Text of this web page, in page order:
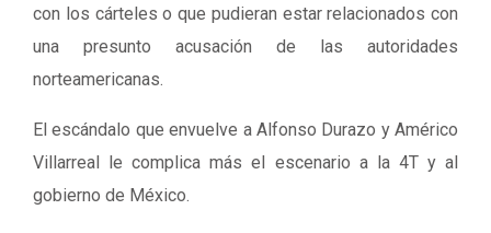
con los cárteles o que pudieran estar relacionados con
una presunto acusación de las autoridades
norteamericanas.
El escándalo que envuelve a Alfonso Durazo y Américo
Villarreal le complica más el escenario a la 4T y al
gobierno de México.